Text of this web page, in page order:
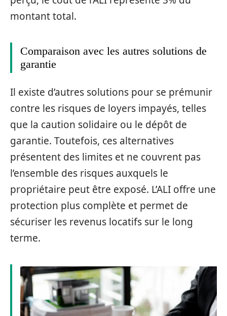
montant total.
Comparaison avec les autres solutions de
garantie
Il existe d’autres solutions pour se prémunir
contre les risques de loyers impayés, telles
que la caution solidaire ou le dépôt de
garantie. Toutefois, ces alternatives
présentent des limites et ne couvrent pas
l’ensemble des risques auxquels le
propriétaire peut être exposé. L’ALI offre une
protection plus complète et permet de
sécuriser les revenus locatifs sur le long
terme.